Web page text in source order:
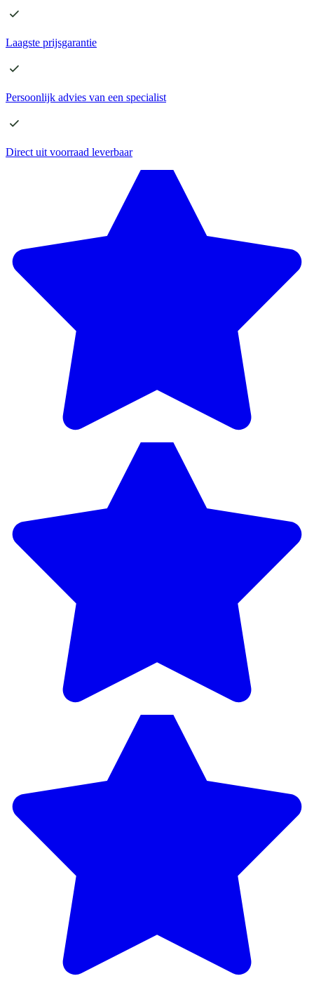
Laagste prijsgarantie
Persoonlijk advies van een specialist
Direct uit voorraad leverbaar